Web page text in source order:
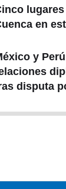
en
y
disputa